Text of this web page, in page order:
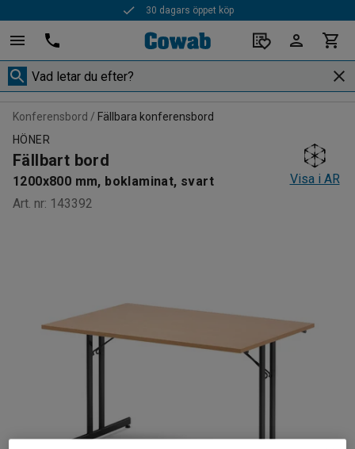
30 dagars öppet köp
Konferensbord
Fällbara konferensbord
HÖNER
Fällbart bord
1200x800 mm, boklaminat, svart
Art. nr: 143392
Visa i AR